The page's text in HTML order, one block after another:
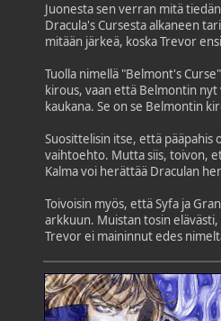
Juonesta sen verran mitä
Dracula's Cursesta alkaneen
mitään järkeä, koska Trevor
Tuolla nimellä "Belmont's
kirous, vaan että Belmontin nyt
kaukana. Se on se Belmontin
Suosittelisin itse, että pääpahis
vaihtoehto. Mutta siis, toivon,
Kalma voi herättää Draculan
Toivoisin myös, että Syfa ja
arkkuun. Muistan tosin
Trevor ei maininnut edes